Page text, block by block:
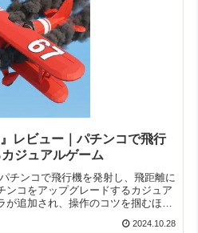
レビュー｜パチンコで飛行
ジュアルゲーム
チンコで飛行機を発射し、飛距離に
ンコをアップグレードするカジュア
追加され、操作のコツを掴むほど
2024.10.28